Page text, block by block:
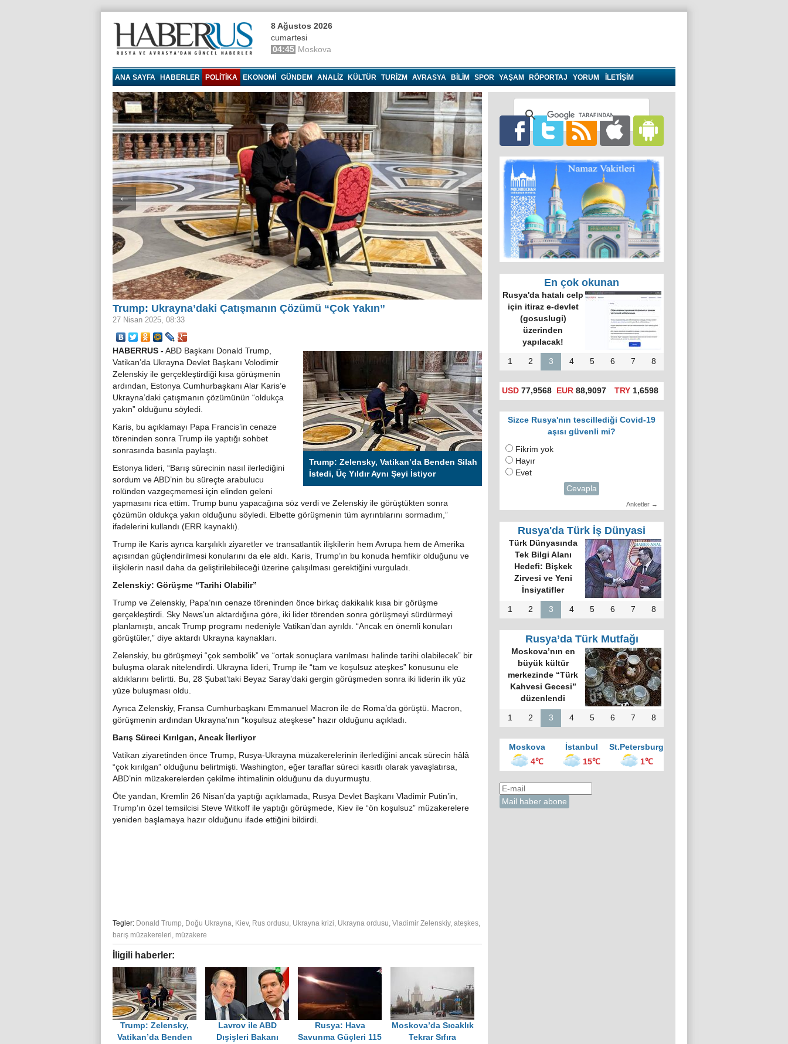
8 Ağustos 2026
cumartesi
04:45 Moskova
ANA SAYFA HABERLER POLITIKA EKONOMI GÜNDEM ANALIZ KÜLTÜR TURIZM AVRASYA BILIM SPOR YAŞAM RÖPORTAJ YORUM İLETİŞİM
← →
Trump: Ukrayna’daki Çatışmanın Çözümü “Çok Yakın”
27 Nisan 2025, 08:33
Trump: Zelensky, Vatikan’da Benden Silah
İstedi, Üç Yıldır Aynı Şeyi İstiyor
HABERRUS - ABD Başkanı Donald Trump,
Vatikan’da Ukrayna Devlet Başkanı Volodimir
Zelenskiy ile gerçekleştirdiği kısa görüşmenin
ardından, Estonya Cumhurbaşkanı Alar Karis’e
Ukrayna’daki çatışmanın çözümünün “oldukça
yakın” olduğunu söyledi.
Karis, bu açıklamayı Papa Francis’in cenaze
töreninden sonra Trump ile yaptığı sohbet
sonrasında basınla paylaştı.
Estonya lideri, “Barış sürecinin nasıl ilerlediğini
sordum ve ABD’nin bu süreçte arabulucu
rolünden vazgeçmemesi için elinden geleni
yapmasını rica ettim. Trump bunu yapacağına söz verdi ve Zelenskiy ile görüştükten sonra
çözümün oldukça yakın olduğunu söyledi. Elbette görüşmenin tüm ayrıntılarını sormadım,”
ifadelerini kullandı (ERR kaynaklı).
Trump ile Karis ayrıca karşılıklı ziyaretler ve transatlantik ilişkilerin hem Avrupa hem de Amerika
açısından güçlendirilmesi konularını da ele aldı. Karis, Trump’ın bu konuda hemfikir olduğunu ve
ilişkilerin nasıl daha da geliştirilebileceği üzerine çalışılması gerektiğini vurguladı.
Zelenskiy: Görüşme “Tarihi Olabilir”
Trump ve Zelenskiy, Papa’nın cenaze töreninden önce birkaç dakikalık kısa bir görüşme
gerçekleştirdi. Sky News’un aktardığına göre, iki lider törenden sonra görüşmeyi sürdürmeyi
planlamıştı, ancak Trump programı nedeniyle Vatikan’dan ayrıldı. “Ancak en önemli konuları
görüştüler,” diye aktardı Ukrayna kaynakları.
Zelenskiy, bu görüşmeyi “çok sembolik” ve “ortak sonuçlara varılması halinde tarihi olabilecek” bir
buluşma olarak nitelendirdi. Ukrayna lideri, Trump ile “tam ve koşulsuz ateşkes” konusunu ele
aldıklarını belirtti. Bu, 28 Şubat’taki Beyaz Saray’daki gergin görüşmeden sonra iki liderin ilk yüz
yüze buluşması oldu.
Ayrıca Zelenskiy, Fransa Cumhurbaşkanı Emmanuel Macron ile de Roma’da görüştü. Macron,
görüşmenin ardından Ukrayna’nın “koşulsuz ateşkese” hazır olduğunu açıkladı.
Barış Süreci Kırılgan, Ancak İlerliyor
Vatikan ziyaretinden önce Trump, Rusya-Ukrayna müzakerelerinin ilerlediğini ancak sürecin hâlâ
“çok kırılgan” olduğunu belirtmişti. Washington, eğer taraflar süreci kasıtlı olarak yavaşlatırsa,
ABD’nin müzakerelerden çekilme ihtimalinin olduğunu da duyurmuştu.
Öte yandan, Kremlin 26 Nisan’da yaptığı açıklamada, Rusya Devlet Başkanı Vladimir Putin’in,
Trump’ın özel temsilcisi Steve Witkoff ile yaptığı görüşmede, Kiev ile “ön koşulsuz” müzakerelere
yeniden başlamaya hazır olduğunu ifade ettiğini bildirdi.
Tegler: Donald Trump, Doğu Ukrayna, Kiev, Rus ordusu, Ukrayna krizi, Ukrayna ordusu, Vladimir Zelenskiy, ateşkes,
barış müzakereleri, müzakere
İligili haberler:
Trump: Zelensky,
Vatikan’da Benden
Lavrov ile ABD
Dışişleri Bakanı
Rusya: Hava
Savunma Güçleri 115
Moskova’da Sıcaklık
Tekrar Sıfıra
En çok okunan
Rusya'da hatalı celp
için itiraz e-devlet
(gosuslugi)
üzerinden
yapılacak!
1 2 3 4 5 6 7 8
USD 77,9568 EUR 88,9097 TRY1,6598
Sizce Rusya'nın tescillediği Covid-19
aşısı güvenli mi?
Fikrim yok
Hayır
Evet
Cevapla
Anketler →
Rusya'da Türk İş Dünyasi
Türk Dünyasında
Tek Bilgi Alanı
Hedefi: Bişkek
Zirvesi ve Yeni
İnsiyatifler
1 2 3 4 5 6 7 8
Rusya’da Türk Mutfağı
Moskova’nın en
büyük kültür
merkezinde “Türk
Kahvesi Gecesi”
düzenlendi
1 2 3 4 5 6 7 8
Moskova İstanbul
St.Petersburg
4℃
15℃ 1℃